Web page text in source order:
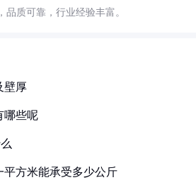
质可靠，行业经验丰富。
壁厚
哪些呢
平方米能承受多少公斤